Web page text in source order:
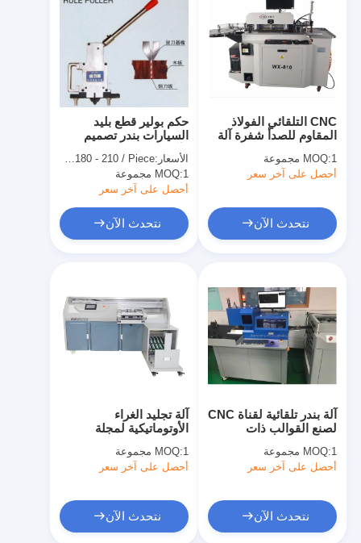
آلة قطع الليزر
قطع الصلب القاعدة
يموت قطع المعدات
آلة السيارات بندر
صناعيّ يرقّق آلة
آلة الطباعة التلقائية
وظيفة الصحافة المعدات
قبل معدات الصحافة
مستهلكات أخرى
آلة الوسم الليزر
آلة التغليف التلقائية
حكم بولير قطع بليد
السيارات بندر تصميم
الأسعار:US $180 - 210 / Piece
MOQ:1 مجموعة
أحصل على آخر سعر
نتحدث الآن
CNC التلقائي الفولاذ
المقاوم للصدأ شفرة آلة
MOQ:1 مجموعة
أحصل على آخر سعر
نتحدث الآن
آلة تجليد الغراء
الأوتوماتيكية لمجلة
MOQ:1 مجموعة
أحصل على آخر سعر
نتحدث الآن
آلة بندر تلقائية لقناة CNC
لصنع القوالب ذات
MOQ:1 مجموعة
أحصل على آخر سعر
نتحدث الآن